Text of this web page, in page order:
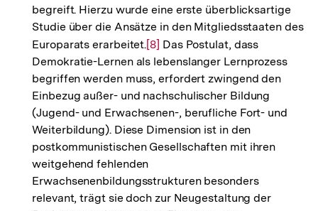
begreift. Hierzu wurde eine erste überblicksartige
Studie über die Ansätze in den Mitgliedsstaaten des
Europarats erarbeitet.Zur
Auflösung
der
Fußnote
[8] Das Postulat, dass
Demokratie-Lernen als lebenslanger Lernprozess
begriffen werden muss, erfordert zwingend den
Einbezug außer- und nachschulischer Bildung
(Jugend- und Erwachsenen-, berufliche Fort- und
Weiterbildung). Diese Dimension ist in den
postkommunistischen Gesellschaften mit ihren
weitgehend fehlenden
Erwachsenenbildungsstrukturen besonders
relevant, trägt sie doch zur Neugestaltung der